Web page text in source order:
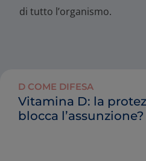
di tutto l’organismo.
D COME DIFESA
Vitamina D: la
blocca l’assunzione?